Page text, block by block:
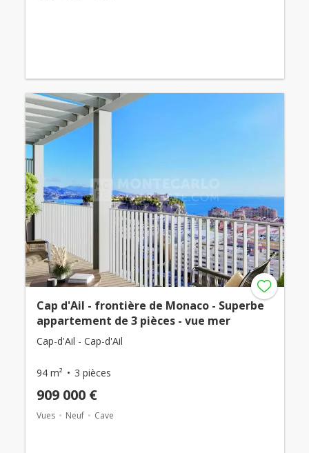
Cap d'Ail - frontière de Monaco - Superbe
appartement de 3 pièces - vue mer
Cap-d'Ail - Cap-d'Ail
94 m² 3 pièces
909 000 €
Vues Neuf Cave